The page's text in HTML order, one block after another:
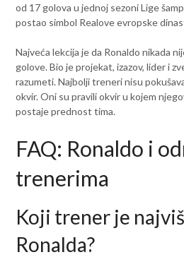
od 17 golova u jednoj sezoni Lige
postao simbol Realove evropske
Najveća lekcija je da Ronaldo nikada
golove. Bio je projekat, izazov, lider i
razumeti. Najbolji treneri nisu
okvir. Oni su pravili okvir u kojem
postaje prednost tima.
FAQ: Ronaldo i
trenerima
Koji trener je
Ronalda?